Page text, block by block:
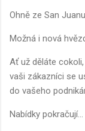
Ohně ze San
Možná i nová
Ať už děláte
vaši zákazníci se
do vašeho
Nabídky